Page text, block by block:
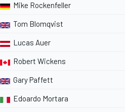
Mike Rockenfeller
Tom Blomqvist
Lucas Auer
Robert Wickens
Gary Paffett
Edoardo Mortara